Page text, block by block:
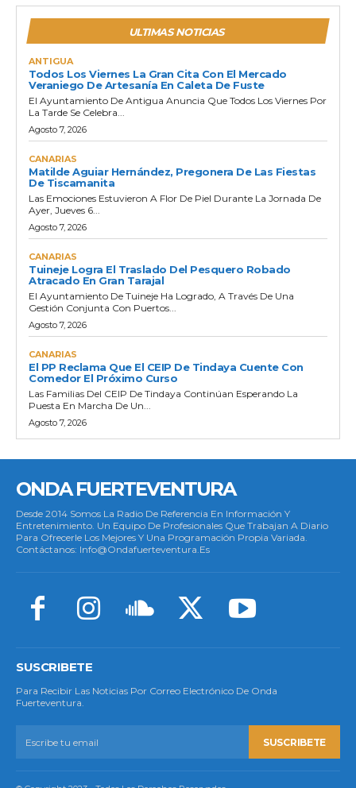
ULTIMAS NOTICIAS
ANTIGUA
Todos Los Viernes La Gran Cita Con El Mercado
Veraniego De Artesanía En Caleta De Fuste
El Ayuntamiento De Antigua Anuncia Que Todos Los Viernes Por
La Tarde Se Celebra...
Agosto 7, 2026
CANARIAS
Matilde Aguiar Hernández, Pregonera De Las Fiestas
De Tiscamanita
Las Emociones Estuvieron A Flor De Piel Durante La Jornada De
Ayer, Jueves 6...
Agosto 7, 2026
CANARIAS
Tuineje Logra El Traslado Del Pesquero Robado
Atracado En Gran Tarajal
El Ayuntamiento De Tuineje Ha Logrado, A Través De Una
Gestión Conjunta Con Puertos...
Agosto 7, 2026
CANARIAS
El PP Reclama Que El CEIP De Tindaya Cuente Con
Comedor El Próximo Curso
Las Familias Del CEIP De Tindaya Continúan Esperando La
Puesta En Marcha De Un...
Agosto 7, 2026
ONDA FUERTEVENTURA
Desde 2014 Somos La Radio De Referencia En Información Y
Entretenimiento. Un Equipo De Profesionales Que Trabajan A Diario
Para Ofrecerle Los Mejores Y Una Programación Propia Variada.
Contáctanos: Info@ondafuerteventura.es
SUSCRIBETE
Para Recibir Las Noticias Por Correo Electrónico De Onda
Fuerteventura.
SUSCRIBETE